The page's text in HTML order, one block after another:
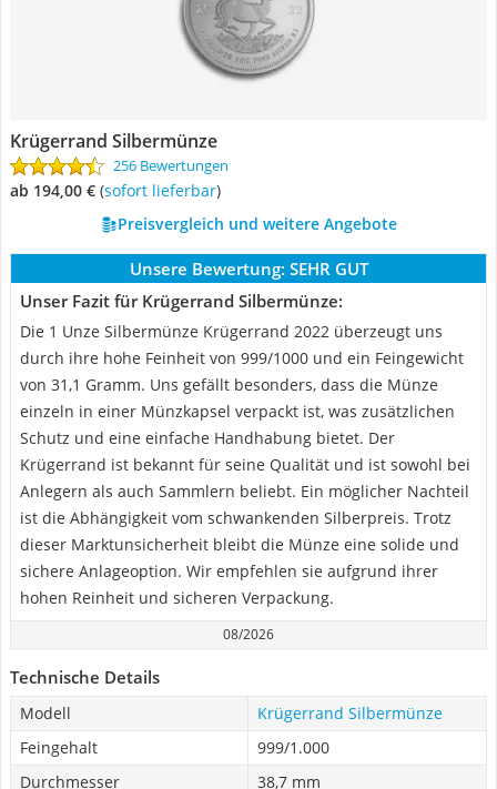
Krügerrand Silbermünze
256 Bewertungen
ab 194,00 € ( Sofort lieferbar)
Preisvergleich und weitere Angebote
Unsere Bewertung: SEHR GUT
Unser Fazit für Krügerrand Silbermünze:
Die 1 Unze Silbermünze Krügerrand 2022 überzeugt uns
durch ihre hohe Feinheit von 999/1000 und ein Feingewicht
von 31,1 Gramm. Uns gefällt besonders, dass die Münze
einzeln in einer Münzkapsel verpackt ist, was zusätzlichen
Schutz und eine einfache Handhabung bietet. Der
Krügerrand ist bekannt für seine Qualität und ist sowohl bei
Anlegern als auch Sammlern beliebt. Ein möglicher Nachteil
ist die Abhängigkeit vom schwankenden Silberpreis. Trotz
dieser Marktunsicherheit bleibt die Münze eine solide und
sichere Anlageoption. Wir empfehlen sie aufgrund ihrer
hohen Reinheit und sicheren Verpackung.
08/2026
Technische Details
Modell
Krügerrand Silbermünze
Feingehalt
999/1.000
Durchmesser
38,7 mm